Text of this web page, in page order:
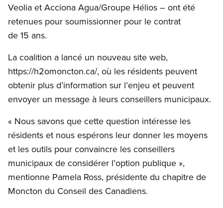
Veolia et Acciona Agua/Groupe Hélios – ont été
retenues pour soumissionner pour le contrat
de 15 ans.
La coalition a lancé un nouveau site web,
https://h2omoncton.ca/, où les résidents peuvent
obtenir plus d’information sur l’enjeu et peuvent
envoyer un message à leurs conseillers municipaux.
« Nous savons que cette question intéresse les
résidents et nous espérons leur donner les moyens
et les outils pour convaincre les conseillers
municipaux de considérer l’option publique »,
mentionne Pamela Ross, présidente du chapitre de
Moncton du Conseil des Canadiens.